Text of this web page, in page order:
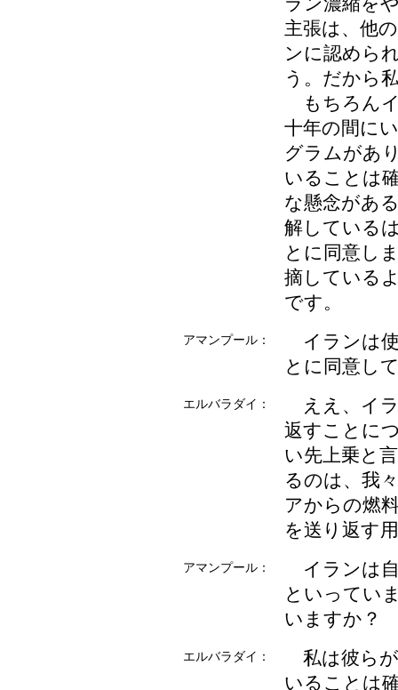
主張は、他
ンに認めら
う。だから
もちろん
十年の間に
グラムがあ
いることは
な懸念があ
解している
とに同意し
摘している
です。
アマンプール：
イランは
とに同意し
エルバラダイ：
ええ、イ
返すことに
い先上乗と
るのは、我
アからの燃
を送り返す
アマンプール：
イランは
といってい
いますか？
エルバラダイ：
私は彼ら
いることは